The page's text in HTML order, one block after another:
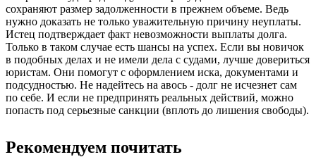
сохраняют размер задолженности в прежнем объеме. Ведь
нужно доказать не только уважительную причину неуплаты.
Истец подтверждает факт невозможности выплаты долга.
Только в таком случае есть шансы на успех. Если вы новичок
в подобных делах и не имели дела с судами, лучше довериться
юристам. Они помогут с оформлением иска, документами и
подсудностью. Не надейтесь на авось - долг не исчезнет сам
по себе. И если не предпринять реальных действий, можно
попасть под серьезные санкции (вплоть до лишения свободы).
Рекомендуем почитать